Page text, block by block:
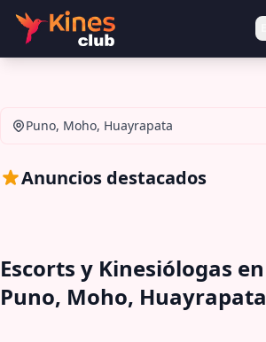
Puno, Moho, Huayrapata
Anuncios destacados
Escorts y Kinesiólogas en
Puno, Moho, Huayrapata